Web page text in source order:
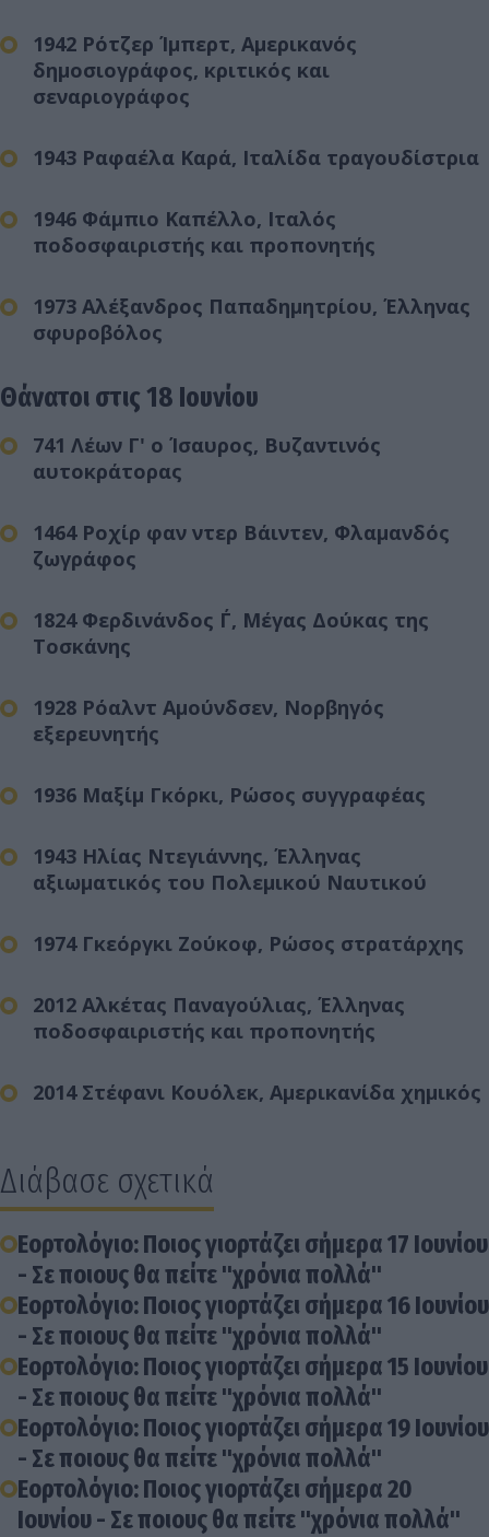
1942 Ρότζερ Ίμπερτ, Αμερικανός
δημοσιογράφος, κριτικός και
σεναριογράφος
1943 Ραφαέλα Καρά, Ιταλίδα τραγουδίστρια
1946 Φάμπιο Καπέλλο, Ιταλός
ποδοσφαιριστής και προπονητής
1973 Αλέξανδρος Παπαδημητρίου, Έλληνας
σφυροβόλος
Θάνατοι στις 18 Ιουνίου
741 Λέων Γ' ο Ίσαυρος, Βυζαντινός
αυτοκράτορας
1464 Ροχίρ φαν ντερ Βάιντεν, Φλαμανδός
ζωγράφος
1824 Φερδινάνδος Γ΄, Μέγας Δούκας της
Τοσκάνης
1928 Ρόαλντ Αμούνδσεν, Νορβηγός
εξερευνητής
1936 Μαξίμ Γκόρκι, Ρώσος συγγραφέας
1943 Ηλίας Ντεγιάννης, Έλληνας
αξιωματικός του Πολεμικού Ναυτικού
1974 Γκεόργκι Ζούκοφ, Ρώσος στρατάρχης
2012 Αλκέτας Παναγούλιας, Έλληνας
ποδοσφαιριστής και προπονητής
2014 Στέφανι Κουόλεκ, Αμερικανίδα χημικός
Διάβασε σχετικά
Εορτολόγιο: Ποιος γιορτάζει σήμερα 17 Ιουνίου
- Σε ποιους θα πείτε "χρόνια πολλά"
Εορτολόγιο: Ποιος γιορτάζει σήμερα 16 Ιουνίου
- Σε ποιους θα πείτε "χρόνια πολλά"
Εορτολόγιο: Ποιος γιορτάζει σήμερα 15 Ιουνίου
- Σε ποιους θα πείτε "χρόνια πολλά"
Εορτολόγιο: Ποιος γιορτάζει σήμερα 19 Ιουνίου
- Σε ποιους θα πείτε "χρόνια πολλά"
Εορτολόγιο: Ποιος γιορτάζει σήμερα 20
Ιουνίου - Σε ποιους θα πείτε "χρόνια πολλά"